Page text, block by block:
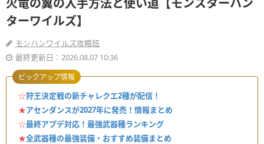
火竜の翼の入手方法と使い道【モンスターハン
ターワイルズ】
モンハンワイルズ攻略班
最終更新日：2026.08.07 10:36
☆狩王決定戦の新チャレクエ2種が配信！
★アセンダンスが2027年に発売！情報まとめ
☆最終アプデ対応！最強武器種ランキング
★全武器種の最強装備・おすすめ装備まとめ
ピックアップ情報